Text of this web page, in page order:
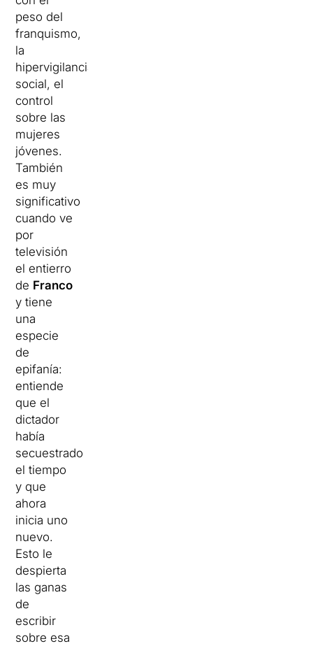
peso del
franquismo,
la
hipervigilancia
social, el
control
sobre las
mujeres
jóvenes.
También
es muy
significativo
cuando ve
por
televisión
el entierro
de Franco
y tiene
una
especie
de
epifanía:
entiende
que el
dictador
había
secuestrado
el tiempo
y que
ahora
inicia uno
nuevo.
Esto le
despierta
las ganas
de
escribir
sobre esa